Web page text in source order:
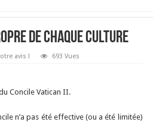
de chaque culture
avis ! 693 Vues
Concile Vatican II.
n’a pas été effective (ou a été limitée)